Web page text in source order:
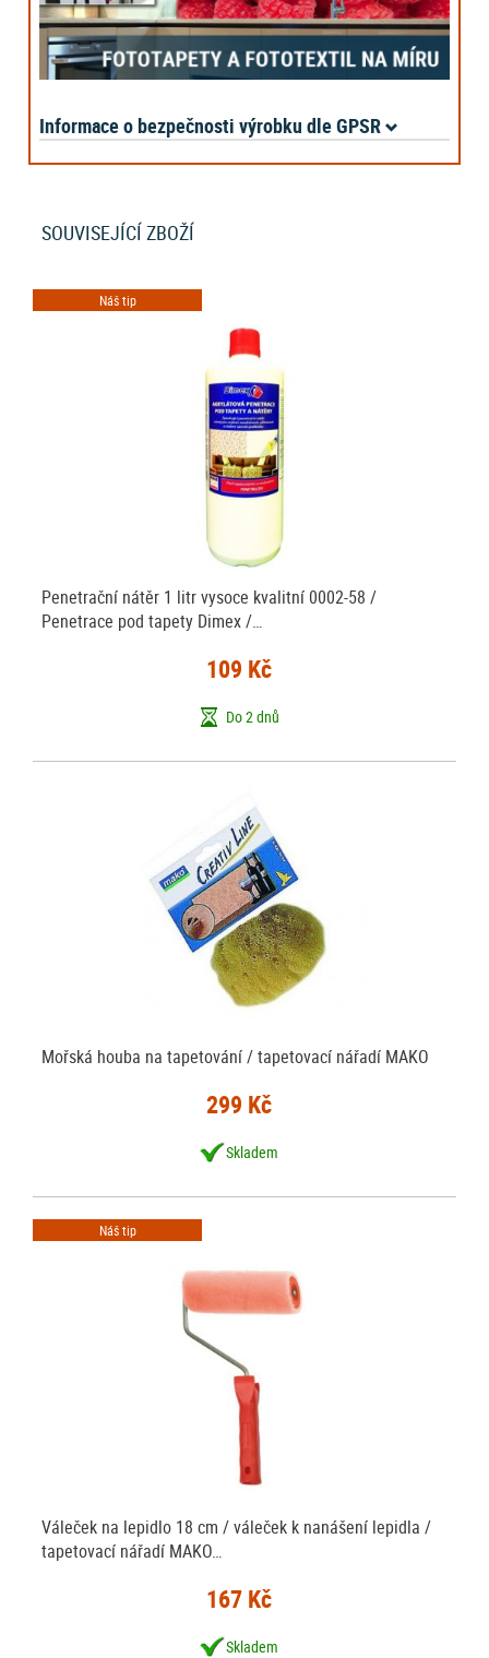
Informace o bezpečnosti výrobku dle GPSR
SOUVISEJÍCÍ ZBOŽÍ
Náš tip
Penetrační nátěr 1 litr vysoce kvalitní 0002-58 /
Penetrace pod tapety Dimex /…
109 Kč
Do 2 dnů
Mořská houba na tapetování / tapetovací nářadí MAKO
299 Kč
Skladem
Náš tip
Váleček na lepidlo 18 cm / váleček k nanášení lepidla /
tapetovací nářadí MAKO…
167 Kč
Skladem